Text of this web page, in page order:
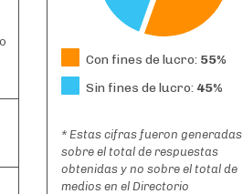
Con fines de lucro: 55%
Sin fines de lucro: 45%
* Estas cifras fueron generadas
sobre el total de respuestas
obtenidas y no sobre el total de
medios en el Directorio